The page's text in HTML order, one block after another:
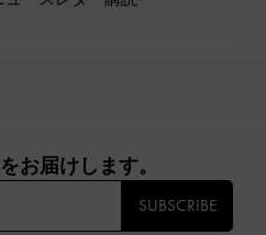
お届けします。​
SUBSCRIBE